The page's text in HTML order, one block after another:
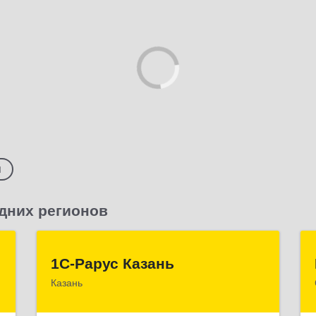
регионов
1С-Рарус Казань
Казань